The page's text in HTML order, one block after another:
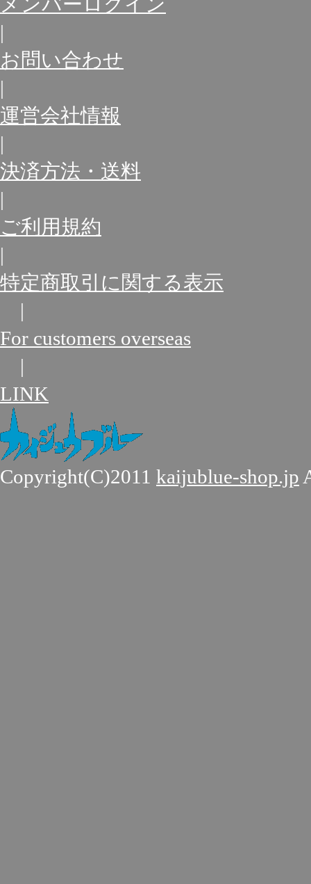
|
お問い合わせ
|
運営会社情報
|
決済方法・送料
|
ご利用規約
|
特定商取引に関する表示
|
For customers overseas
|
LINK
Copyright(C)2011 kaijublue-shop.jp